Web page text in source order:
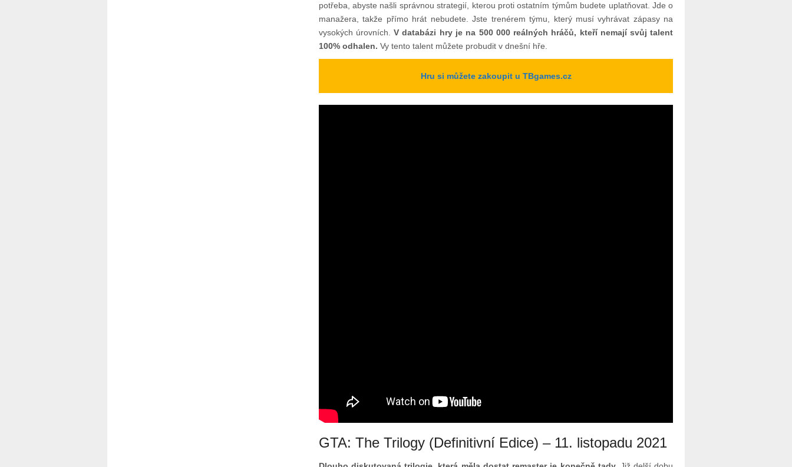
potřeba, abyste našli správnou strategií, kterou proti ostatním týmům budete uplatňovat. Jde o
manažera, takže přímo hrát nebudete. Jste trenérem týmu, který musí vyhrávat zápasy na
vysokých úrovních.V databázi hry je na 500 000 reálných hráčů, kteří nemají svůj talent
100% odhalen. Vy tento talent můžete probudit v dnešní hře.
Hru si můžete zakoupit u TBgames.cz
GTA: The Trilogy (Definitivní Edice) – 11. listopadu 2021